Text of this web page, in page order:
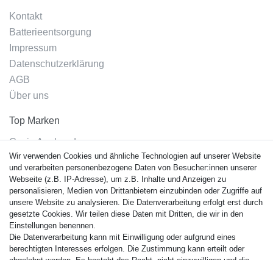
Kontakt
Batterieentsorgung
Impressum
Datenschutzerklärung
AGB
Über uns
Top Marken
Casio Armband
Festina Armband
Citizen Armband
M. Lacroix Armband
J. Lemans Armband
Uhrenarmbänder - Alle
Sicherheit
Wir verwenden Cookies und ähnliche Technologien auf unserer Website
und verarbeiten personenbezogene Daten von Besucher:innen unserer
Webseite (z.B. IP-Adresse), um z.B. Inhalte und Anzeigen zu
personalisieren, Medien von Drittanbietern einzubinden oder Zugriffe auf
unsere Website zu analysieren. Die Datenverarbeitung erfolgt erst durch
gesetzte Cookies. Wir teilen diese Daten mit Dritten, die wir in den
Einstellungen benennen.
Die Datenverarbeitung kann mit Einwilligung oder aufgrund eines
berechtigten Interesses erfolgen. Die Zustimmung kann erteilt oder